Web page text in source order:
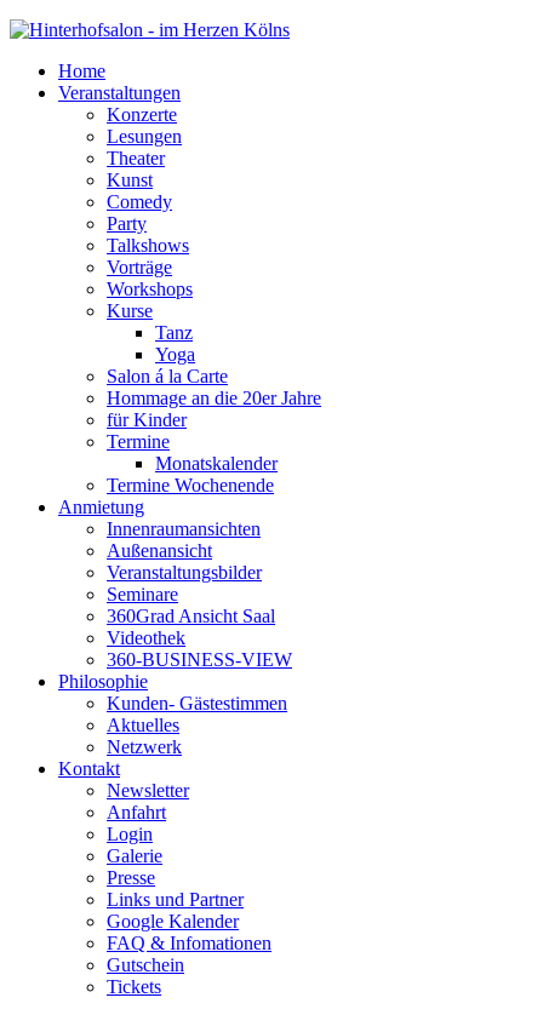
Home
Veranstaltungen
Konzerte
Lesungen
Theater
Kunst
Comedy
Party
Talkshows
Vorträge
Workshops
Kurse
Tanz
Yoga
Salon á la Carte
Hommage an die 20er Jahre
für Kinder
Termine
Monatskalender
Termine Wochenende
Anmietung
Innenraumansichten
Außenansicht
Veranstaltungsbilder
Seminare
360Grad Ansicht Saal
Videothek
360-BUSINESS-VIEW
Philosophie
Kunden- Gästestimmen
Aktuelles
Netzwerk
Kontakt
Newsletter
Anfahrt
Login
Galerie
Presse
Links und Partner
Google Kalender
FAQ & Infomationen
Gutschein
Tickets